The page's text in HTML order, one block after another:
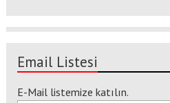
Email Listesi
E-Mail listemize katılın.